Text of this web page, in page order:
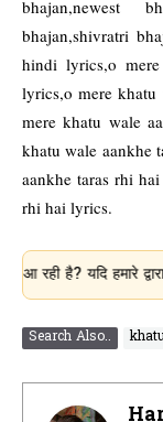
bhajan,newest
bhajan,shivratri
hindi lyrics,o
lyrics,o mere
mere khatu wale
khatu wale aankhe
aankhe taras rhi
rhi hai lyrics.
यदि हमारे द्वारा
Search Also..